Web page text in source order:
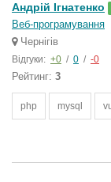
Андрій Ігнатенко
Веб-програмування
Чернігів
Відгуки: +0 / 0 / -0
Рейтинг: 3
php mysql